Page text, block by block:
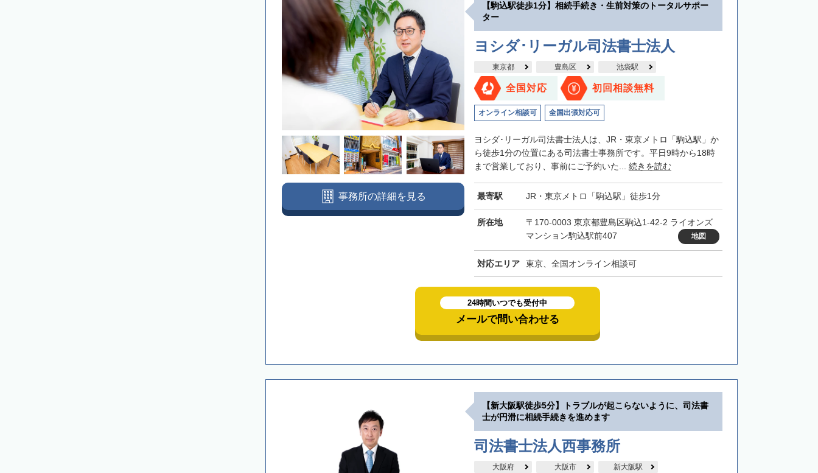
【駒込駅徒歩1分】相続手続き・生前対策のトータルサポー
ター
ヨシダ･リーガル司法書士法人
東京都 豊島区 池袋駅
全国対応 初回相談無料
オンライン相談可 全国出張対応可
ヨシダ･リーガル司法書士法人は、JR・東京メトロ「駒込駅」か
ら徒歩1分の位置にある司法書士事務所です。平日9時から18時
まで営業しており、事前にご予約いた... 続きを読む
最寄駅 JR・東京メトロ「駒込駅」徒歩1分
所在地
〒170-0003 東京都豊島区駒込1-42-2 ライオンズ
マンション駒込駅前407
地図
対応エリア 東京、全国オンライン相談可
事務所の詳細を見る
24時間いつでも受付中
メールで問い合わせる
【新大阪駅徒歩5分】トラブルが起こらないように、司法書
士が円滑に相続手続きを進めます
司法書士法人西事務所
大阪府 大阪市 新大阪駅